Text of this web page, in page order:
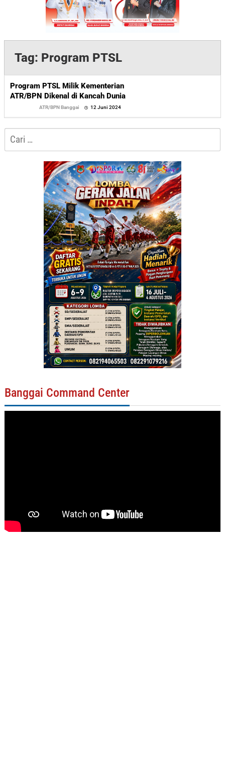
Tag: Program PTSL
Program PTSL Milik Kementerian
ATR/BPN Dikenal di Kancah Dunia
ATR/BPN Banggai 12 Juni 2024
Cari
untuk:
Banggai Command Center